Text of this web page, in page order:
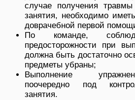
случае получения
занятия, необходимо
доврачебной первой
По команде,
предосторожности при
должна быть достаточно
предметы убраны;
Выполнение
поочередно под
занятия.